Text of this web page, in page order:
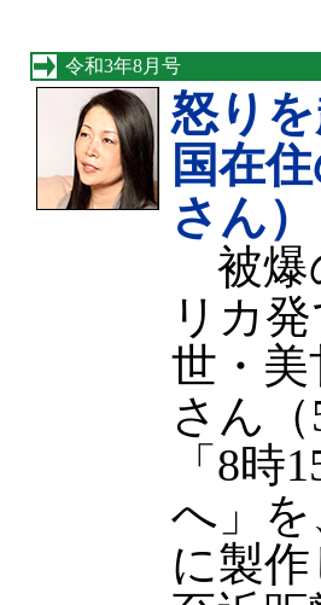
令和3年8月号
怒り
国在
さん）
被爆
リカ
世・
さん
「8
へ」
に製